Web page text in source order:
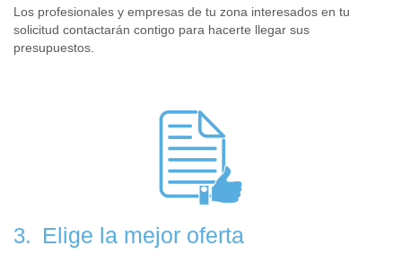
Los profesionales y empresas de tu zona interesados en tu
solicitud contactarán contigo para hacerte llegar sus
presupuestos.
3. Elige la mejor oferta